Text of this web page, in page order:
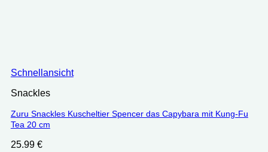
Schnellansicht
Snackles
Zuru Snackles Kuscheltier Spencer das Capybara mit Kung-Fu
Tea 20 cm
25.99 €